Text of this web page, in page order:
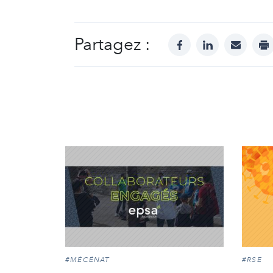
Partagez : facebooklinkedinmail
#MÉCÉNAT #RSE